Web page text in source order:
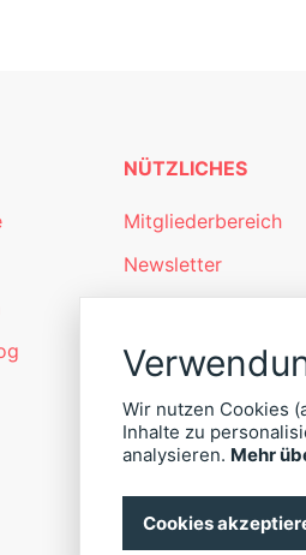
NÜTZLICHES
Mitgliederbereich
Newsletter
Wir nutzen Cookies
Inhalte zu
analysieren. Mehr
Cookies